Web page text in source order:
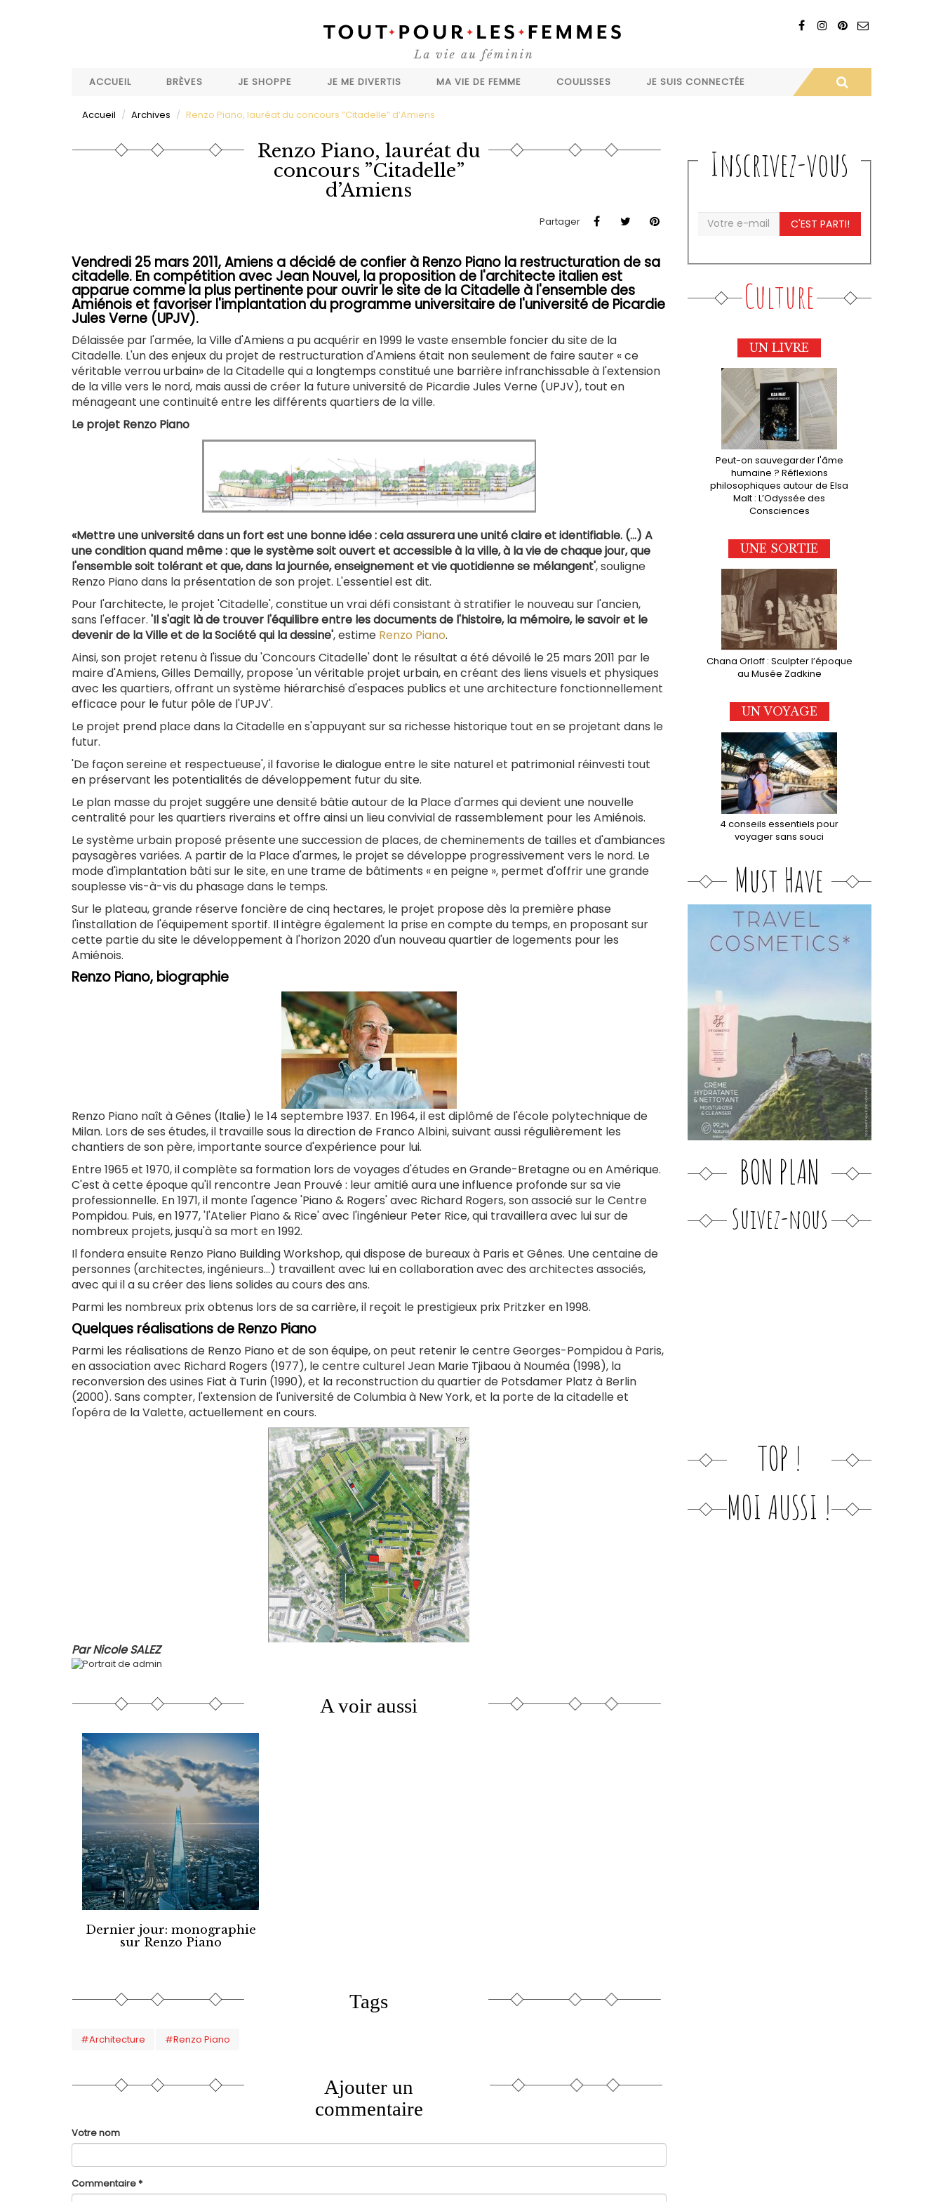
ACCUEIL
BRÈVES JE SHOPPE JE ME DIVERTIS MA VIE DE FEMME COULISSES JE SUIS CONNECTÉE
Accueil Archives Renzo Piano, lauréat du concours ”Citadelle” d’Amiens
Renzo Piano, lauréat du
concours ”Citadelle”
d’Amiens
Partager
Vendredi 25 mars 2011, Amiens a décidé de confier à Renzo Piano la restructuration de sa
citadelle. En compétition avec Jean Nouvel, la proposition de l'architecte italien est
apparue comme la plus pertinente pour ouvrir le site de la Citadelle à l'ensemble des
Amiénois et favoriser l'implantation du programme universitaire de l'université de Picardie
Jules Verne (UPJV).
Délaissée par l'armée, la Ville d'Amiens a pu acquérir en 1999 le vaste ensemble foncier du site de la
Citadelle. L'un des enjeux du projet de restructuration d'Amiens était non seulement de faire sauter « ce
véritable verrou urbain» de la Citadelle qui a longtemps constitué une barrière infranchissable à l'extension
de la ville vers le nord, mais aussi de créer la future université de Picardie Jules Verne (UPJV), tout en
ménageant une continuité entre les différents quartiers de la ville.
Le projet Renzo Piano
«Mettre une université dans un fort est une bonne idée : cela assurera une unité claire et identifiable. (...) A
une condition quand même : que le système soit ouvert et accessible à la ville, à la vie de chaque jour, que
l'ensemble soit tolérant et que, dans la journée, enseignement et vie quotidienne se mélangent', souligne
Renzo Piano dans la présentation de son projet. L'essentiel est dit.
Pour l'architecte, le projet 'Citadelle', constitue un vrai défi consistant à stratifier le nouveau sur l'ancien,
sans l'effacer. 'Il s'agit là de trouver l'équilibre entre les documents de l'histoire, la mémoire, le savoir et le
devenir de la Ville et de la Société qui la dessine', estime Renzo Piano.
Ainsi, son projet retenu à l'issue du 'Concours Citadelle' dont le résultat a été dévoilé le 25 mars 2011 par le
maire d'Amiens, Gilles Demailly, propose 'un véritable projet urbain, en créant des liens visuels et physiques
avec les quartiers, offrant un système hiérarchisé d'espaces publics et une architecture fonctionnellement
efficace pour le futur pôle de l'UPJV'.
Le projet prend place dans la Citadelle en s'appuyant sur sa richesse historique tout en se projetant dans le
futur.
'De façon sereine et respectueuse', il favorise le dialogue entre le site naturel et patrimonial réinvesti tout
en préservant les potentialités de développement futur du site.
Le plan masse du projet suggére une densité bâtie autour de la Place d'armes qui devient une nouvelle
centralité pour les quartiers riverains et offre ainsi un lieu convivial de rassemblement pour les Amiénois.
Le système urbain proposé présente une succession de places, de cheminements de tailles et d'ambiances
paysagères variées. A partir de la Place d'armes, le projet se développe progressivement vers le nord. Le
mode d'implantation bâti sur le site, en une trame de bâtiments « en peigne », permet d'offrir une grande
souplesse vis-à-vis du phasage dans le temps.
Sur le plateau, grande réserve foncière de cinq hectares, le projet propose dès la première phase
l'installation de l'équipement sportif. Il intègre également la prise en compte du temps, en proposant sur
cette partie du site le développement à l'horizon 2020 d'un nouveau quartier de logements pour les
Amiénois.
Renzo Piano, biographie
Renzo Piano naît à Gênes (Italie) le 14 septembre 1937. En 1964, il est diplômé de l'école polytechnique de
Milan. Lors de ses études, il travaille sous la direction de Franco Albini, suivant aussi régulièrement les
chantiers de son père, importante source d'expérience pour lui.
Entre 1965 et 1970, il complète sa formation lors de voyages d'études en Grande-Bretagne ou en Amérique.
C'est à cette époque qu'il rencontre Jean Prouvé : leur amitié aura une influence profonde sur sa vie
professionnelle. En 1971, il monte l'agence 'Piano & Rogers' avec Richard Rogers, son associé sur le Centre
Pompidou. Puis, en 1977, 'l'Atelier Piano & Rice' avec l'ingénieur Peter Rice, qui travaillera avec lui sur de
nombreux projets, jusqu'à sa mort en 1992.
Il fondera ensuite Renzo Piano Building Workshop, qui dispose de bureaux à Paris et Gênes. Une centaine de
personnes (architectes, ingénieurs...) travaillent avec lui en collaboration avec des architectes associés,
avec qui il a su créer des liens solides au cours des ans.
Parmi les nombreux prix obtenus lors de sa carrière, il reçoit le prestigieux prix Pritzker en 1998.
Quelques réalisations de Renzo Piano
Parmi les réalisations de Renzo Piano et de son équipe, on peut retenir le centre Georges-Pompidou à Paris,
en association avec Richard Rogers (1977), le centre culturel Jean Marie Tjibaou à Nouméa (1998), la
reconversion des usines Fiat à Turin (1990), et la reconstruction du quartier de Potsdamer Platz à Berlin
(2000). Sans compter, l'extension de l'université de Columbia à New York, et la porte de la citadelle et
l'opéra de la Valette, actuellement en cours.
ParNicole SALEZ
A voir aussi
Dernier jour: monographie
sur Renzo Piano
Tags
#Architecture #Renzo Piano
Ajouter un
commentaire
Votre nom
Commentaire *
Inscrivez-vous
C'EST PARTI!
Culture
UN LIVRE
Peut-on sauvegarder l'âme
humaine ? Réflexions
philosophiques autour de Elsa
Malt : L’Odyssée des
Consciences
UNE SORTIE
Chana Orloff : Sculpter l’époque
au Musée Zadkine
UN VOYAGE
4 conseils essentiels pour
voyager sans souci
Must Have
BON PLAN
Suivez-nous
TOP !
MOI AUSSI !